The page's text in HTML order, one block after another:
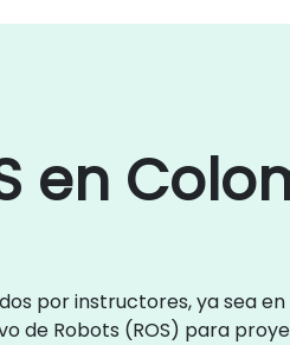
en
por instructores, ya sea
de Robots (ROS) para